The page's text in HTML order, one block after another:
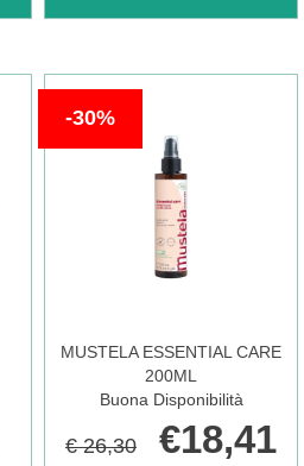
MUSTELA ESSENTIAL CARE
200ML
Buona Disponibilità
30%
€ 26,30 €18,41